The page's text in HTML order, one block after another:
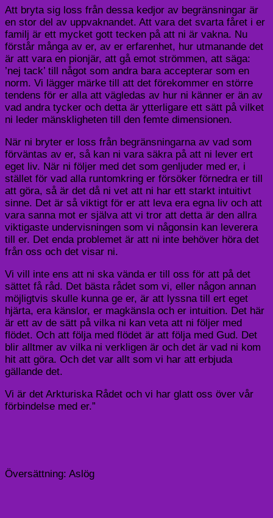
Att bryta sig loss från dessa kedjor av begränsningar är
en stor del av uppvaknandet. Att vara det svarta fåret i er
familj är ett mycket gott tecken på att ni är vakna. Nu
förstår många av er, av er erfarenhet, hur utmanande det
är att vara en pionjär, att gå emot strömmen, att säga:
’nej tack’ till något som andra bara accepterar som en
norm. Vi lägger märke till att det förekommer en större
tendens för er alla att vägledas av hur ni känner er än av
vad andra tycker och detta är ytterligare ett sätt på vilket
ni leder mänskligheten till den femte dimensionen.
När ni bryter er loss från begränsningarna av vad som
förväntas av er, så kan ni vara säkra på att ni lever ert
eget liv. När ni följer med det som genljuder med er, i
stället för vad alla runtomkring er försöker förnedra er till
att göra, så är det då ni vet att ni har ett starkt intuitivt
sinne. Det är så viktigt för er att leva era egna liv och att
vara sanna mot er själva att vi tror att detta är den allra
viktigaste undervisningen som vi någonsin kan leverera
till er. Det enda problemet är att ni inte behöver höra det
från oss och det visar ni.
Vi vill inte ens att ni ska vända er till oss för att på det
sättet få råd. Det bästa rådet som vi, eller någon annan
möjligtvis skulle kunna ge er, är att lyssna till ert eget
hjärta, era känslor, er magkänsla och er intuition. Det här
är ett av de sätt på vilka ni kan veta att ni följer med
flödet. Och att följa med flödet är att följa med Gud. Det
blir alltmer av vilka ni verkligen är och det är vad ni kom
hit att göra. Och det var allt som vi har att erbjuda
gällande det.
Vi är det Arkturiska Rådet och vi har glatt oss över vår
förbindelse med er.”
Översättning: Aslög